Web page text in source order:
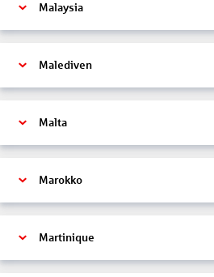
Malaysia
Malediven
Malta
Marokko
Martinique